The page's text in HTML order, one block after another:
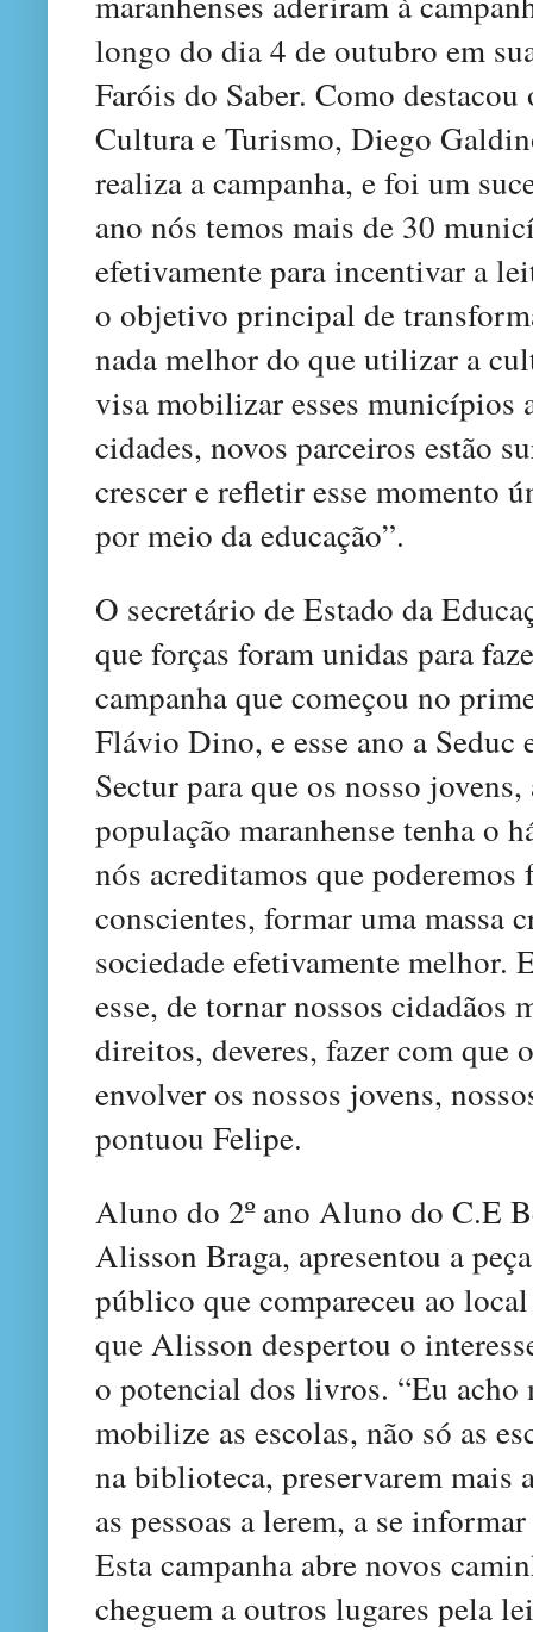
longo do dia 4 de outubro em
Faróis do Saber. Como
Cultura e Turismo, Diego
realiza a campanha, e foi um
ano nós temos mais de 30
efetivamente para incentivar a
o objetivo principal de
nada melhor do que utilizar a
visa mobilizar esses municípios
cidades, novos parceiros estão
crescer e refletir esse momento
por meio da educação”.
O secretário de Estado da
que forças foram unidas para
campanha que começou no
Flávio Dino, e esse ano a Seduc
Sectur para que os nosso
população maranhense tenha o
nós acreditamos que
conscientes, formar uma massa
sociedade efetivamente melhor.
esse, de tornar nossos cidadãos
direitos, deveres, fazer com que
envolver os nossos jovens,
pontuou Felipe.
Aluno do 2º ano Aluno do C.E
Alisson Braga, apresentou a
público que compareceu ao
que Alisson despertou o
o potencial dos livros. “Eu
mobilize as escolas, não só as
na biblioteca, preservarem
as pessoas a lerem, a se
Esta campanha abre novos
cheguem a outros lugares pela